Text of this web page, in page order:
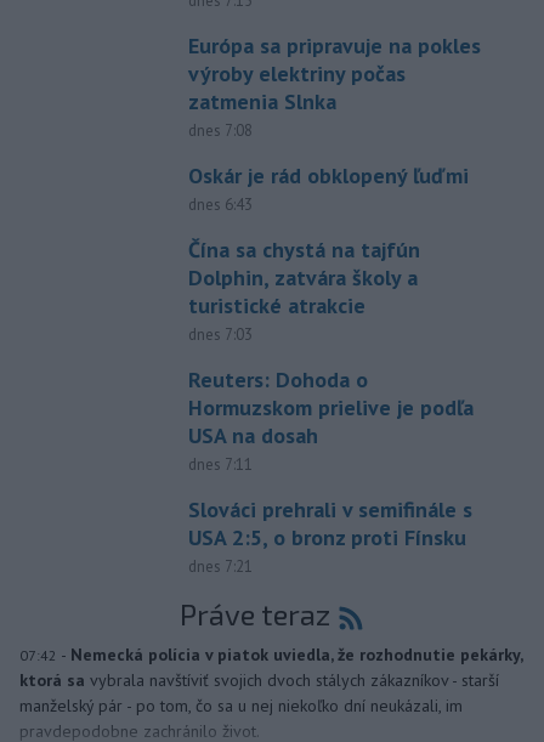
Európa sa pripravuje na pokles
výroby elektriny počas
zatmenia Slnka
dnes 7:08
Oskár je rád obklopený ľuďmi
dnes 6:43
Čína sa chystá na tajfún
Dolphin, zatvára školy a
turistické atrakcie
dnes 7:03
Reuters: Dohoda o
Hormuzskom prielive je podľa
USA na dosah
dnes 7:11
Slováci prehrali v semifinále s
USA 2:5, o bronz proti Fínsku
dnes 7:21
Práve teraz
07:42 - Nemecká polícia v piatok uviedla, že rozhodnutie pekárky,
ktorá sa vybrala navštíviť svojich dvoch stálych zákazníkov - starší
manželský pár - po tom, čo sa u nej niekoľko dní neukázali, im
pravdepodobne zachránilo život.